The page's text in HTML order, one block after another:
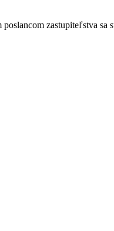
zastupiteľstva sa